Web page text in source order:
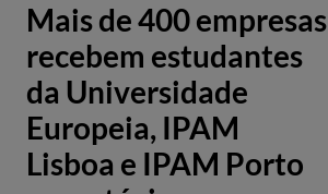
Mais de 400 empresas
recebem estudantes
da Universidade
Europeia, IPAM
Lisboa e IPAM Porto